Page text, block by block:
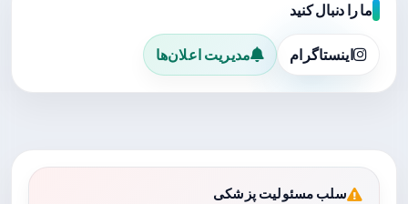
ما را دنبال کنید
اینستاگرام مدیریت اعلان‌ها
سلب مسئولیت پزشکی